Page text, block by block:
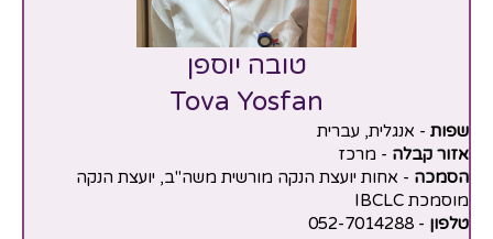
טובה יוספן
Tova Yosfan
שפות - אנגלית, עברית
אזור קבלה - מרכז
הסמכה - אחות יועצת הנקה מורשית משה"ב, יועצת הנקה
מוסמכת IBCLC
טלפון - 052-7014288